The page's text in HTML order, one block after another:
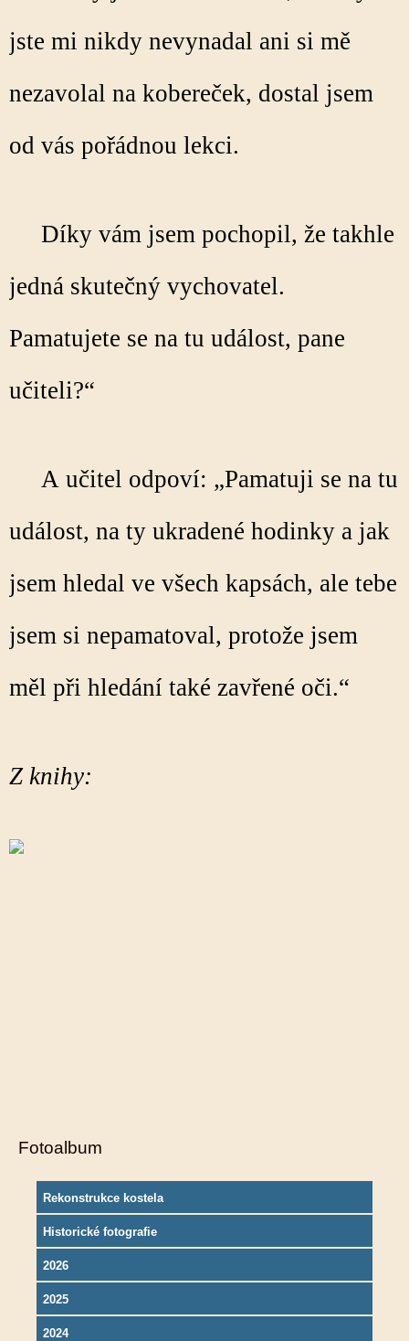
jste mi nikdy nevynadal ani si mě
nezavolal na kobereček, dostal jsem
od vás pořádnou lekci.
Díky vám jsem pochopil, že takhle
jedná skutečný vychovatel.
Pamatujete se na tu událost, pane
učiteli?“
A učitel odpoví: „Pamatuji se na tu
událost, na ty ukradené hodinky a jak
jsem hledal ve všech kapsách, ale tebe
jsem si nepamatoval, protože jsem
měl při hledání také zavřené oči.“
Z knihy:
Fotoalbum
Rekonstrukce kostela
Historické fotografie
2026
2025
2024